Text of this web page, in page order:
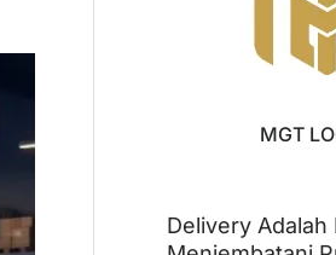
MGT
Delivery